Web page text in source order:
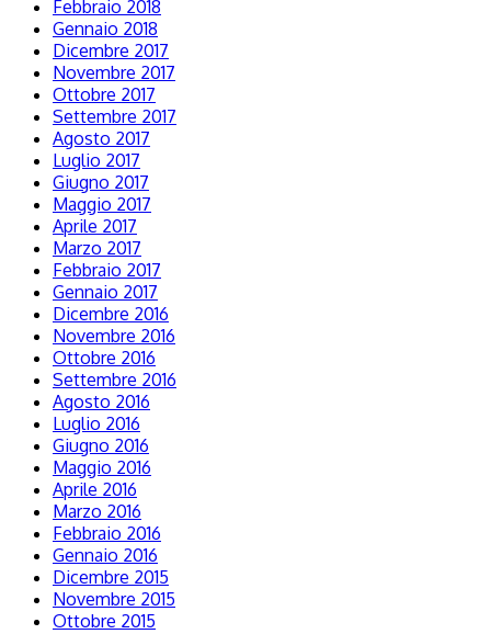
Febbraio 2018
Gennaio 2018
Dicembre 2017
Novembre 2017
Ottobre 2017
Settembre 2017
Agosto 2017
Luglio 2017
Giugno 2017
Maggio 2017
Aprile 2017
Marzo 2017
Febbraio 2017
Gennaio 2017
Dicembre 2016
Novembre 2016
Ottobre 2016
Settembre 2016
Agosto 2016
Luglio 2016
Giugno 2016
Maggio 2016
Aprile 2016
Marzo 2016
Febbraio 2016
Gennaio 2016
Dicembre 2015
Novembre 2015
Ottobre 2015